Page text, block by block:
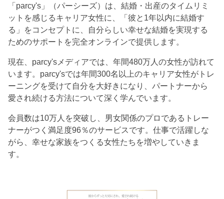
「parcy's」（パーシーズ）は、結婚・出産のタイムリミ
ットを感じるキャリア女性に、「彼と1年以内に結婚す
る」をコンセプトに、自分らしい幸せな結婚を実現する
ためのサポートを完全オンラインで提供します。
現在、parcy'sメディアでは、年間480万人の女性が訪れて
います。parcy'sでは年間300名以上のキャリア女性がトレ
ーニングを受けて自分を大好きになり、パートナーから
愛され続ける方法について深く学んでいます。
会員数は10万人を突破し、男女関係のプロであるトレー
ナーがつく満足度96％のサービスです。仕事で活躍しな
がら、幸せな家族をつくる女性たちを増やしていきま
す。